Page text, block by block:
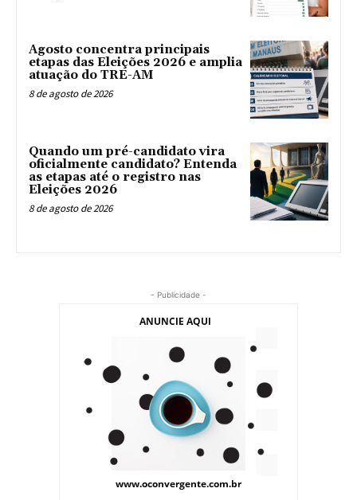
Agosto concentra principais
etapas das Eleições 2026 e amplia
atuação do TRE-AM
8 de agosto de 2026
Quando um pré-candidato vira
oficialmente candidato? Entenda
as etapas até o registro nas
Eleições 2026
8 de agosto de 2026
- Publicidade -